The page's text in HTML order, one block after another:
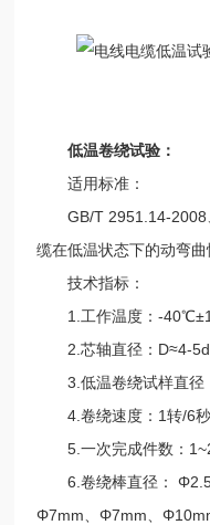
低温卷绕试验：
适用标准：
GB/T 2951.14-2008
缆在低温状态下的动弯曲
技术指标：
1.工作温度：-
2.芯轴直径：D≈4-5d
3.低温卷绕试样直径
4.卷绕速度：1转/6秒
5.一次完成件数：
6.卷绕棒直径：
Φ7mm、Φ7mm、